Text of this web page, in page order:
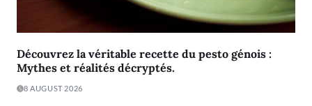
Découvrez la véritable recette du pesto génois :
Mythes et réalités décryptés.
8 AUGUST 2026